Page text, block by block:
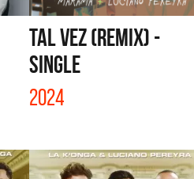
TAL VEZ (REMIX) -
SINGLE
2024